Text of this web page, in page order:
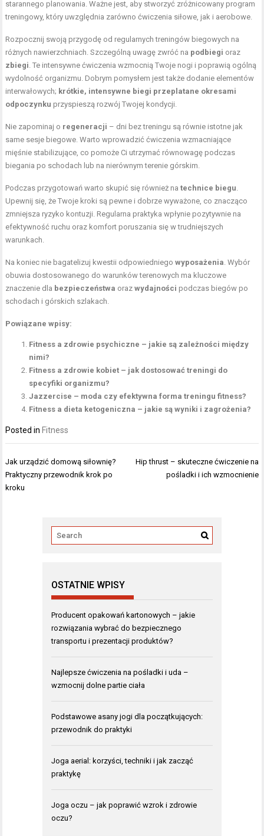
starannego planowania. Ważne jest, aby stworzyć zróżnicowany program
treningowy, który uwzględnia zarówno ćwiczenia siłowe, jak i aerobowe.
Rozpocznij swoją przygodę od regularnych treningów biegowych na
różnych nawierzchniach. Szczególną uwagę zwróć na podbiegi oraz
zbiegi. Te intensywne ćwiczenia wzmocnią Twoje nogi i poprawią ogólną
wydolność organizmu. Dobrym pomysłem jest także dodanie elementów
interwałowych; krótkie, intensywne biegi przeplatane okresami
odpoczynku przyspieszą rozwój Twojej kondycji.
Nie zapominaj o regeneracji – dni bez treningu są równie istotne jak
same sesje biegowe. Warto wprowadzić ćwiczenia wzmacniające
mięśnie stabilizujące, co pomoże Ci utrzymać równowagę podczas
biegania po schodach lub na nierównym terenie górskim.
Podczas przygotowań warto skupić się również natechnice biegu.
Upewnij się, że Twoje kroki są pewne i dobrze wyważone, co znacząco
zmniejsza ryzyko kontuzji. Regularna praktyka wpłynie pozytywnie na
efektywność ruchu oraz komfort poruszania się w trudniejszych
warunkach.
Na koniec nie bagatelizuj kwestii odpowiedniegowyposażenia. Wybór
obuwia dostosowanego do warunków terenowych ma kluczowe
znaczenie dla bezpieczeństwa orazwydajności podczas biegów po
schodach i górskich szlakach.
Powiązane wpisy:
Fitness a zdrowie psychiczne – jakie są zależności między
nimi?
Fitness a zdrowie kobiet – jak dostosować treningi do
specyfiki organizmu?
Jazzercise – moda czy efektywna forma treningu fitness?
Fitness a dieta ketogeniczna – jakie są wyniki i zagrożenia?
Posted in Fitness
Nawigacja
wpisu
Jak urządzić domową siłownię?
Praktyczny przewodnik krok po
kroku
Hip thrust – skuteczne ćwiczenie na
pośladki i ich wzmocnienie
OSTATNIE WPISY
Producent opakowań kartonowych – jakie
rozwiązania wybrać do bezpiecznego
transportu i prezentacji produktów?
Najlepsze ćwiczenia na pośladki i uda –
wzmocnij dolne partie ciała
Podstawowe asany jogi dla początkujących:
przewodnik do praktyki
Joga aerial: korzyści, techniki i jak zacząć
praktykę
Joga oczu – jak poprawić wzrok i zdrowie
oczu?